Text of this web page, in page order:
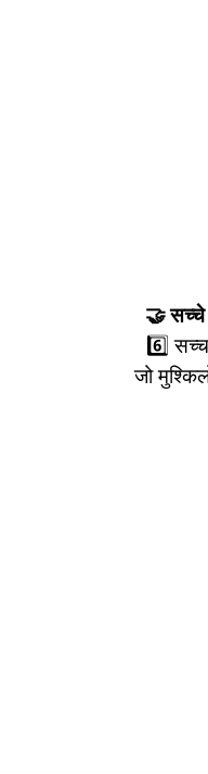
🤝 सच्चे
6️⃣
जो